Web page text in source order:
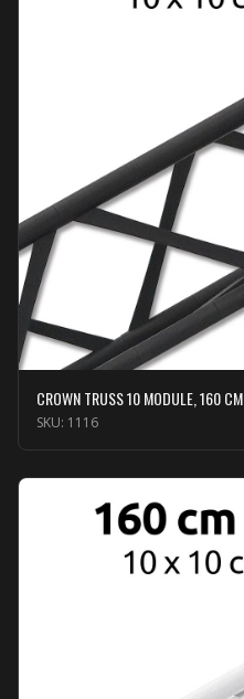
CROWN TRUSS 10 MODULE, 160 CM
SKU: 1116